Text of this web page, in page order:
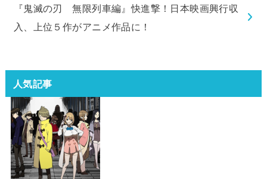
『鬼滅の刃 無限列車編』快進撃！日本映画興行収
入、上位５作がアニメ作品に！
人気記事